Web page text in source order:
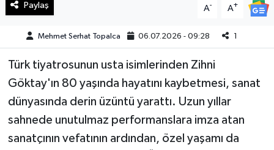
Paylaş A- A+
Mehmet Serhat Topalca 06.07.2026 - 09:28 1
Türk tiyatrosunun usta isimlerinden Zihni
Göktay'ın 80 yaşında hayatını kaybetmesi, sanat
dünyasında derin üzüntü yarattı. Uzun yıllar
sahnede unutulmaz performanslara imza atan
sanatçının vefatının ardından, özel yaşamı da
Yaşam
KAHRAMANMARAŞ